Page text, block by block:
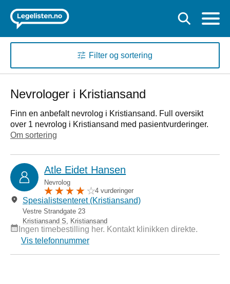
Filter og sortering
Nevrologer i Kristiansand
Finn en anbefalt nevrolog i Kristiansand. Full oversikt
over 1 nevrolog i Kristiansand med pasientvurderinger.
Om sortering
Atle Eidet Hansen
Nevrolog
4 vurderinger
Spesialistsenteret (Kristiansand)
Vestre Strandgate 23
Kristiansand S
Kristiansand
Ingen timebestilling her. Kontakt klinikken direkte.
Vis telefonnummer